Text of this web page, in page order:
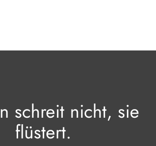
Store
schreit nicht, sie
flüstert.